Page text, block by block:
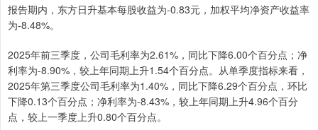
报告期内，东方日升基本每股收益为-0.83元，加权平均净资产收益率
为-8.48%。
2025年前三季度，公司毛利率为2.61%，同比下降6.00个百分点；净
利率为-8.90%，较上年同期上升1.54个百分点。从单季度指标来看，
2025年第三季度公司毛利率为1.40%，同比下降6.29个百分点，环比
下降0.13个百分点；净利率为-8.43%，较上年同期上升4.96个百分
点，较上一季度上升0.80个百分点。